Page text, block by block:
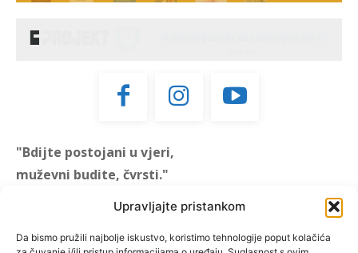
Upravljajte pristankom
Da bismo pružili najbolje iskustvo, koristimo tehnologije poput kolačića
"Bdijte postojani u vjeri,
muževni budite, čvrsti."
"Muževni budite" prvi je